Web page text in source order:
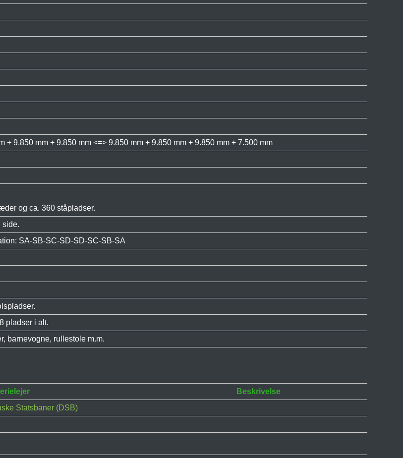
+ 9.850 mm + 9.850 mm <=> 9.850 mm + 9.850 mm + 9.850 mm + 7.500 mm
og ca. 360 ståpladser.
side.
SA-SB-SC-SD-SD-SC-SB-SA
pladser i alt.
barnevogne, rullestole m.m.
Beskrivelse
Statsbaner (DSB)